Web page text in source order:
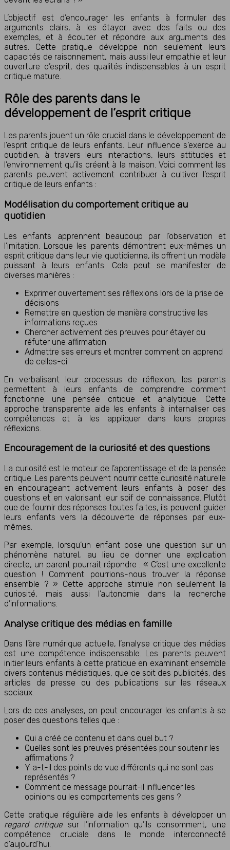
L’objectif est d’encourager les enfants à formuler des
arguments clairs, à les étayer avec des faits ou des
exemples, et à écouter et répondre aux arguments des
autres. Cette pratique développe non seulement leurs
capacités de raisonnement, mais aussi leur empathie et leur
ouverture d’esprit, des qualités indispensables à un esprit
critique mature.
Rôle des parents dans le
développement de l’esprit critique
Les parents jouent un rôle crucial dans le développement de
l’esprit critique de leurs enfants. Leur influence s’exerce au
quotidien, à travers leurs interactions, leurs attitudes et
l’environnement qu’ils créent à la maison. Voici comment les
parents peuvent activement contribuer à cultiver l’esprit
critique de leurs enfants :
Modélisation du comportement critique au
quotidien
Les enfants apprennent beaucoup par l’observation et
l’imitation. Lorsque les parents démontrent eux-mêmes un
esprit critique dans leur vie quotidienne, ils offrent un modèle
puissant à leurs enfants. Cela peut se manifester de
diverses manières :
Exprimer ouvertement ses réflexions lors de la prise de
décisions
Remettre en question de manière constructive les
informations reçues
Chercher activement des preuves pour étayer ou
réfuter une affirmation
Admettre ses erreurs et montrer comment on apprend
de celles-ci
En verbalisant leur processus de réflexion, les parents
permettent à leurs enfants de comprendre comment
fonctionne une pensée critique et analytique. Cette
approche transparente aide les enfants à internaliser ces
compétences et à les appliquer dans leurs propres
réflexions.
Encouragement de la curiosité et des questions
La curiosité est le moteur de l’apprentissage et de la pensée
critique. Les parents peuvent nourrir cette curiosité naturelle
en encourageant activement leurs enfants à poser des
questions et en valorisant leur soif de connaissance. Plutôt
que de fournir des réponses toutes faites, ils peuvent guider
leurs enfants vers la découverte de réponses par eux-
mêmes.
Par exemple, lorsqu’un enfant pose une question sur un
phénomène naturel, au lieu de donner une explication
directe, un parent pourrait répondre : « C’est une excellente
question ! Comment pourrions-nous trouver la réponse
ensemble ? » Cette approche stimule non seulement la
curiosité, mais aussi l’autonomie dans la recherche
d’informations.
Analyse critique des médias en famille
Dans l’ère numérique actuelle, l’analyse critique des médias
est une compétence indispensable. Les parents peuvent
initier leurs enfants à cette pratique en examinant ensemble
divers contenus médiatiques, que ce soit des publicités, des
articles de presse ou des publications sur les réseaux
sociaux.
Lors de ces analyses, on peut encourager les enfants à se
poser des questions telles que :
Qui a créé ce contenu et dans quel but ?
Quelles sont les preuves présentées pour soutenir les
affirmations ?
Y a-t-il des points de vue différents qui ne sont pas
représentés ?
Comment ce message pourrait-il influencer les
opinions ou les comportements des gens ?
Cette pratique régulière aide les enfants à développer un
regard critique sur l’information qu’ils consomment, une
compétence cruciale dans le monde interconnecté
d’aujourd’hui.